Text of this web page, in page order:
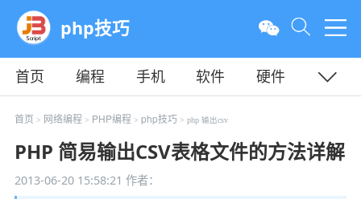
php技巧
首页 编程 手机 软件
硬件
教程
平面 服务器
首页 > 网络编程 > PHP编程 > php技巧 > php 输出csv
PHP 简易输出CSV表格文件的方法详解
2013-06-20 15:58:21 作者：